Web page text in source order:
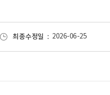
최종수정일 2026-06-25